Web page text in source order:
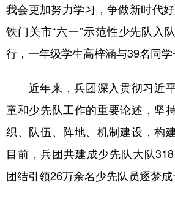
浙江 安徽 福
山东 河南 湖北
四川 贵州 云
陕西 甘肃 青海
我会更加努力学习，争做新时代
铁门关市“六一”示范性少先队入
行，一年级学生高梓涵与39名同学
近年来，兵团深入贯彻习近
童和少先队工作的重要论述，坚
织、队伍、阵地、机制建设，构
目前，兵团共建成少先队大队
团结引领26万余名少先队员逐梦成